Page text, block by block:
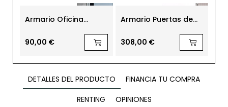
Armario Oficina
138x92 cm. MM1868 de
Montiel
90,00 €
Armario Puertas de
308,00 €
DETALLES DEL PRODUCTO
FINANCIA TU COMPRA
RENTING
OPINIONES